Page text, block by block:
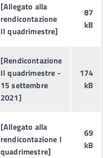
[Allegato alla
rendicontazione
II quadrimestre]
87
kB
[Rendicontazione
II quadrimestre -
15 settembre
2021]
174
kB
[Allegato alla
rendicontazione I
quadrimestre]
69
kB